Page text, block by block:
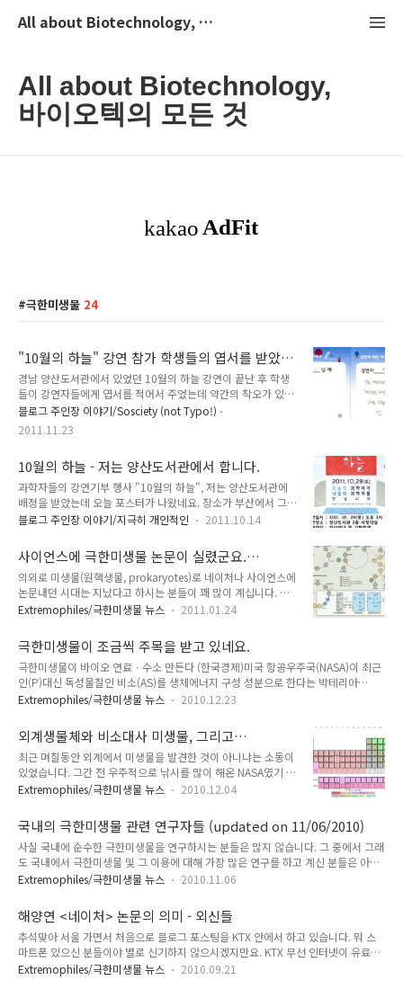
All about Biotechnology, 바이오텍의 모든 것
All about Biotechnology,
바이오텍의 모든 것
극한미생물 24
"10월의 하늘" 강연 참가 학생들의 엽서를 받았
습니다.
경남 양산도서관에서 있었던 10월의 하늘 강연이 끝난 후 학생
들이 강연자들에게 엽서를 적어서 주었는데 약간의 착오가 있어
서 오늘 그 엽서들을 돌려받았습니다. 청중이 중학생부터 고등학
생까지 있었는데 대부분이 재미있게 잘 들었다고 이야기해줘서
다행이라는 생각을 한 번 더 했습니다. 하지만 사실 가장 놀란 것
다는 것입니다. 물론 양산에 있는 중고등학생들 중에 과학에 관
심있는 학생들이 주로 참여했기 때문에 그렇기도 하겠습니다만
이공계의 인기가 예전만 못하다는 소리를 자주 들어서 그런지 이
런 학생들이 있다는 것이 참 기뻤습니다. 그 중에 인상적인 코멘
트 몇가지를 공개합니다. 극한미생물의 저변이 좀 확대될까요??
블로그 주인장 이야기/Sosciety (not Typo!)
2011.11.23
10월의 하늘 - 저는 양산도서관에서 합니다.
과학자들의 강연기부 행사 "10월의 하늘", 저는 양산도서관에
배정을 받았는데 오늘 포스터가 나왔네요. 장소가 부산에서 그리
멀지 않은 곳이라 감사합니다. 원래 강연 주제를 식품에 대한 것
것 같고, 제 전공에도 맞기에 그냥 극한미생물에 대해서 하기로
했습니다. 이름하여 "가장 독한 녀석들, 극한미생물" 대상이 중
고생이고 강연시간이 30분!!! 이랍니다. 질의 응답이 10분 정도
되구요. 30분짜리 강연을 해 본 적은 없는데 짧고 굵게, 하지만
뭔가 인상적이고 남는 것이 있게 준비하려면 머리를 좀 써야 할
일단은 강호순 사건이나 쥬라기 공원과 PCR을 연결한 것이 가
장 대표적이고....
블로그 주인장 이야기/지극히 개인적인 2011.10.14
사이언스에 극한미생물 논문이 실렸군요.
Haloarcula의 methylaspartate 회로
의외로 미생물(원핵생물, prokaryotes)로 네이처나 사이언스에
논문내던 시대는 지났다고 하시는 분들이 꽤 많이 계십니다. 사
실 가장 간단한 생물체인 세균을 이용해서 과학사에 길이 남을
물, 그것도 사람과 동물에 대한 연구 방법들이 개발되면서 단세
포 미생물에 대한 관심은 점점 줄어들고 있지요. 하지만 그래도
가끔씩은 이렇게 사이언스에 논문이 실리기도 합니다. 특히 진화
적 연관성을 잘 엮으면 좀 더 쉽다고도 하지요. 아무튼 지난 번
해양연구원의 네이처 논문도 그랬습니다만 이번 논문도 새로운
인 Haloarcula marismortui를 가지고 연구한 내용인데 새로운
acetate 대..
Extremophiles/극한미생물 뉴스 2011.01.24
극한미생물이 조금씩 주목을 받고 있네요.
극한미생물이 바이오 연료ㆍ수소 만든다 (한국경제)미국 항공우주국(NASA)이 최근
인(P)대신 독성물질인 비소(AS)를 생체에너지 구성 성분으로 한다는 박테리아
(GFAJ-1)를 발견했다고 발표하면서 '극한미생물'에 대한 관심이 높아지고 있다. 극
에서도 살아갈 수 있는 미생물이다. 이한승 극한미생물연구회 회장은 "생명체의 기
원으로 추측되는 것은 일반세균이 아니라 '고세균'이라는 독특한 세균인데 대부분 극
한미생물"이라며 "과학적으로 검증을 더 거쳐야 하지만 NASA가 찾아낸 GFAJ-1은
호(好)염성 극한미생물의 일종으로 보인다"고 설명했다. 한국생명공학연구원은 최
근 대전 본원에서 '1회 극한미생물 콘퍼런스'를 열고 극한미생..
Extremophiles/극한미생물 뉴스 2010.12.23
외계생물체와 비소대사 미생물, 그리고
astrobiology (우주생물학)
최근 며칠동안 외계에서 미생물을 발견한 것이 아니냐는 소동이
있었습니다. 그간 전 우주적으로 낚시를 많이 해온 NASA였기 때
문에 이번에도 별 것 아닐 것 같다고 짐작했는데 뚜껑을 열고보
사람들이 기대한 것에는 크게 못미치는 내용이더군요. 하긴 외계
에서 물도 제대로 발견한 적이 없는데 (달표면 충돌시험에서만
탐색된 적이 있죠, 아마?) 생물체가 있다면 그야말로 대~~~~~
단한 발견이겠죠. 이런 분야의 연구 분야를 astrobiology (우주
생물학)이라고 합니다. 그리고 이 우주생물학을 주도적으로 연
연구자들이죠. 아무래도 외계는 우리 입장에선 극한 환경이니까
요. (외계인 입장에선-외계..
Extremophiles/극한미생물 뉴스 2010.12.04
국내의 극한미생물 관련 연구자들 (updated on 11/06/2010)
사실 국내에 순수한 극한미생물을 연구하시는 분들은 많지 않습니다. 그 중에서 그래
도 국내에서 극한미생물 및 그 이용에 대해 가장 많은 연구를 하고 계신 분들은 아래
와 같습니다. 제가 잘 모르는 분들도 계실 것으로 생각하는데 아시는 분들은 알려주
때마다 번호를 새로 매기기 귀찮아서 14번까지는 가나다 순이고 15번 부터는 그냥
새로 업데이트하는 순서로 하겠습니다. 1. 권석태 (성균관대 생명공학부 유전공학전
공) 다양한 고온성 또는 초고온성 세균 및 고세균 유래의 DNA polymerase 유전자
발현과 특성에 관한 연구를 수행하고 계십니다. 고온성 DNA polymerase 관련해서
는 국내에서 최고의 연구경력을 자랑하시는 분입니..
Extremophiles/극한미생물 뉴스 2010.11.06
해양연 <네이처> 논문의 의미 - 외신들
추석맞아 서울 가면서 처음으로 블로그 포스팅을 KTX 안에서 하고 있습니다. 뭐 스
마트폰 있으신 분들이야 별로 신기하지 않으시겠지만요. KTX 무선 인터넷이 유료였
는데 G마켓 아이디가 있는 사람들은 무료로 사용할 수 있군요. 조금 느리고 가끔 끊
Extremophiles/극한미생물 뉴스 2010.09.21